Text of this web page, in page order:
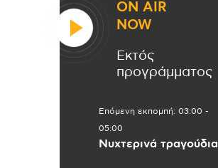
ON AIR
NOW
Εκτός
προγράμματος
Επόμενη εκπομπή: 03:00 -
05:00
Νυχτερινά τραγούδια